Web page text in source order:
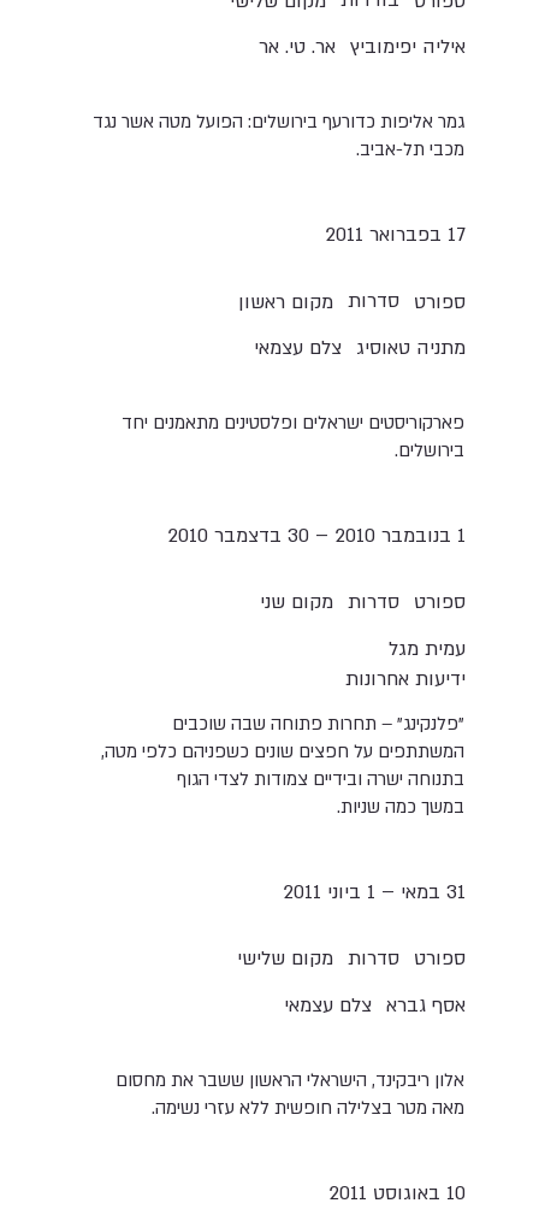
אר. טי. אר איליה יפימוביץ
גמר אליפות כדורעף בירושלים: הפועל מטה אשר נגד
מכבי תל-אביב.
17 בפברואר 2011
מקום ראשון סדרות ספורט
צלם עצמאי מתניה טאוסיג
פארקוריסטים ישראלים ופלסטינים מתאמנים יחד
בירושלים.
1 בנובמבר 2010 – 30 בדצמבר 2010
מקום שני סדרות ספורט
עמית מגל
ידיעות אחרונות
"פלנקינג" – תחרות פתוחה שבה שוכבים
המשתתפים על חפצים שונים כשפניהם כלפי מטה,
בתנוחה ישרה ובידיים צמודות לצדי הגוף
במשך כמה שניות.
31 במאי – 1 ביוני 2011
מקום שלישי סדרות ספורט
צלם עצמאי אסף גברא
אלון ריבקינד, הישראלי הראשון ששבר את מחסום
מאה מטר בצלילה חופשית ללא עזרי נשימה.
10 באוגוסט 2011